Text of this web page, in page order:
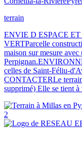
terrain
ENVIE D ESPACE
VERTParcelle
maison sur mesure
celles de Saint-Féliu-
CONTACTERLe terrain
supprimé) Elle se tient
2